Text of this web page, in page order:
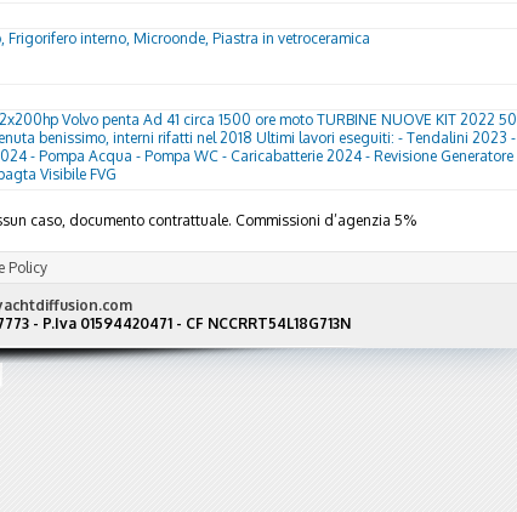
Frigorifero interno, Microonde, Piastra in vetroceramica
Volvo penta Ad 41 circa 1500 ore moto TURBINE NUOVE KIT 2022 50
benissimo, interni rifatti nel 2018 Ultimi lavori eseguiti: - Tendalini 2023 -
- Pompa Acqua - Pompa WC - Caricabatterie 2024 - Revisione Generatore
Visibile FVG
caso, documento contrattuale. Commissioni d’agenzia 5%
Policy
- P.Iva 01594420471 - CF NCCRRT54L18G713N